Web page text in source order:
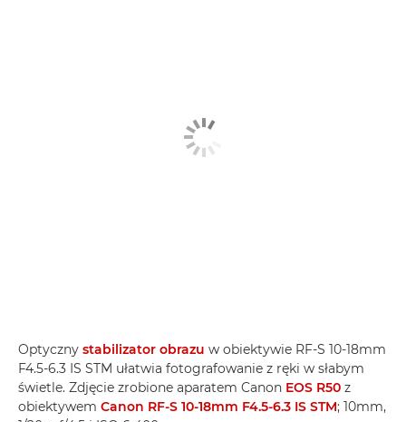
Optyczny stabilizator obrazu w obiektywie RF-S 10-18mm
F4.5-6.3 IS STM ułatwia fotografowanie z ręki w słabym
świetle. Zdjęcie zrobione aparatem Canon EOS R50 z
obiektywem Canon RF-S 10-18mm F4.5-6.3 IS STM; 10mm,